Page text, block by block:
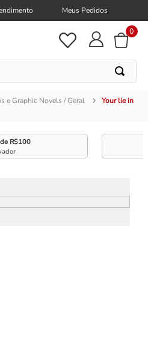
Meus Pedidos
0
e Graphic Novels / Geral
Your lie in
R$100